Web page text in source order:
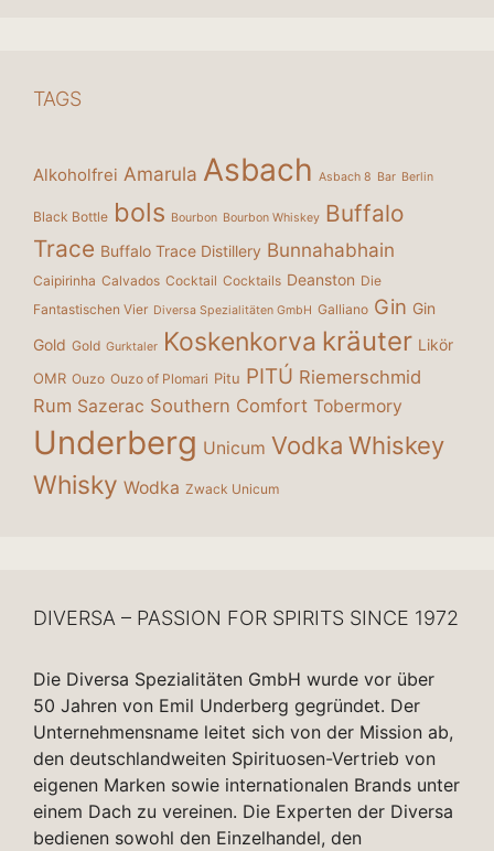
TAGS
Alkoholfrei Amarula Asbach Asbach 8 Bar Berlin
Black Bottle bols Bourbon Bourbon Whiskey Buffalo
Trace Buffalo Trace Distillery Bunnahabhain
Caipirinha Calvados Cocktail Cocktails Deanston Die
Fantastischen Vier Diversa Spezialitäten GmbH Galliano Gin Gin
Gold Gold Gurktaler Koskenkorva kräuter Likör
OMR Ouzo Ouzo of Plomari Pitu PITÚ Riemerschmid
Rum Sazerac Southern Comfort Tobermory
Underberg Unicum Vodka Whiskey
Whisky Wodka Zwack Unicum
DIVERSA – PASSION FOR SPIRITS SINCE 1972
Die Diversa Spezialitäten GmbH wurde vor über
50 Jahren von Emil Underberg gegründet. Der
Unternehmensname leitet sich von der Mission ab,
den deutschlandweiten Spirituosen-Vertrieb von
eigenen Marken sowie internationalen Brands unter
einem Dach zu vereinen. Die Experten der Diversa
bedienen sowohl den Einzelhandel, den